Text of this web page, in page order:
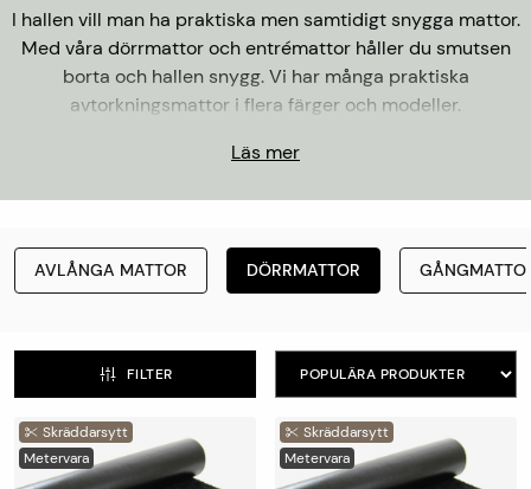
I hallen vill man ha praktiska men samtidigt snygga mattor.
Med våra dörrmattor och entrémattor håller du smutsen
borta och hallen snygg. Vi har många praktiska
avtorkningsmattor i flera färger och modeller.
För att du verkligen ska hitta en matta som passar perfekt
matta ska ha!
Läs mer
AVLÅNGA MATTOR DÖRRMATTOR
FILTER
Skräddarsytt
Metervara
Skräddarsytt
Metervara